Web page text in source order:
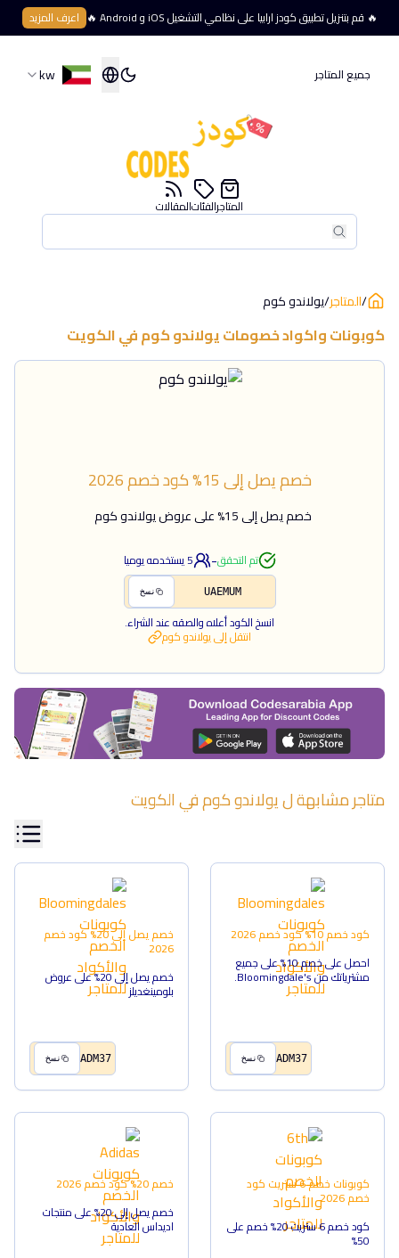
🔥 قم بتنزيل تطبيق كودز ارابيا على نظامي التشغيل iOS و Android 🔥 اعرف المزيد
جميع المتاجر kw
بحث
بحث
المتاجرالفئاتالمقالات
/المتاجر/يولاندو كوم
كوبونات واكواد خصوماتيولاندو كومفيالكويت
خصم يصل إلى 15% كود خصم2026
خصم يصل إلى 15% على عروض يولاندو كوم
تم التحقق-
5يستخدمه يوميا
UAEMUM نسخ
انسخ الكود أعلاه والصقه عند الشراء.
انتقل إلىيولاندو كوم
متاجر مشابهة ليولاندو كومفيالكويت
كود خصم 10% كود خصم2026
احصل على خصم 10% على جميع
مشترياتك من Bloomingdale's.
ADM37 نسخ
خصم يصل إلى 20% كود خصم
2026
خصم يصل إلى 20% على عروض
بلومينغديلز
ADM37 نسخ
كوبونات خصم 6 ستريت كود
خصم2026
كود خصم 6 ستريت 20% خصم على
50%
خصم 20% كود خصم2026
خصم يصل إلى 20% على منتجات
اديداس العادية